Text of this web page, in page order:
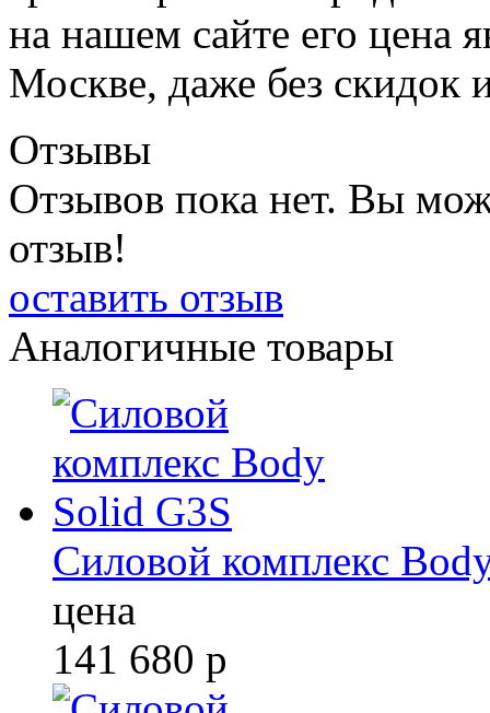
на нашем сайте его цена
Москве, даже без скидок
Отзывы
Отзывов пока нет. Вы
отзыв!
оставить отзыв
Аналогичные товары
Силовой комплекс
цена
141 680 р